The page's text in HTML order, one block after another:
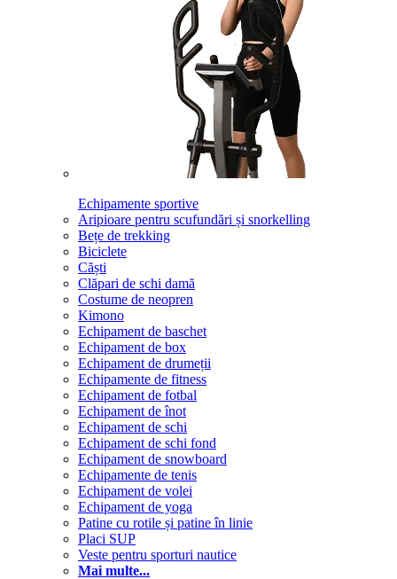
Echipamente sportive
Aripioare pentru scufundări și snorkelling
Bețe de trekking
Biciclete
Căști
Clăpari de schi damă
Costume de neopren
Kimono
Echipament de baschet
Echipament de box
Echipament de drumeții
Echipamente de fitness
Echipament de fotbal
Echipament de înot
Echipament de schi
Echipament de schi fond
Echipament de snowboard
Echipamente de tenis
Echipament de volei
Echipament de yoga
Patine cu rotile și patine în linie
Placi SUP
Veste pentru sporturi nautice
Mai multe...